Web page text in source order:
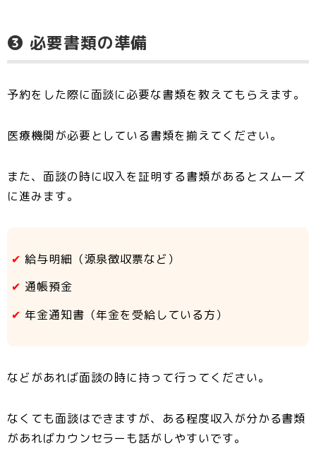
❸ 必要書類の準備
予約をした際に面談に必要な書類を教えてもらえます。
医療機関が必要としている書類を揃えてください。
また、面談の時に収入を証明する書類があるとスムーズ
に進みます。
給与明細（源泉徴収票など）
通帳預金
年金通知書（年金を受給している方）
などがあれば面談の時に持って行ってください。
なくても面談はできますが、ある程度収入が分かる書類
があればカウンセラーも話がしやすいです。